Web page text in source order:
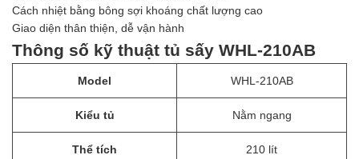
Cách nhiệt bằng bông sợi khoáng chất lượng cao
Giao diện thân thiện, dễ vận hành
Thông số kỹ thuật tủ sấy WHL-210AB
Model WHL-210AB
Kiểu tủ Nằm ngang
Thể tích 210 lít